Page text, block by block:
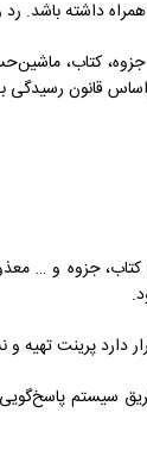
کتاب،
قانون
جزوه و …